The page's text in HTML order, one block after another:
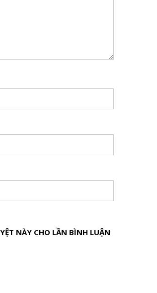
NÀY CHO LẦN BÌNH LUẬN